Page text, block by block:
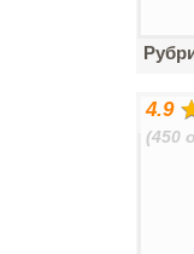
4.9
(450